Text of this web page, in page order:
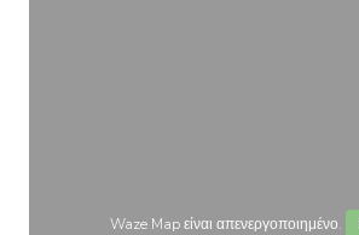
Waze Map είναι απενεργοποιημένο.